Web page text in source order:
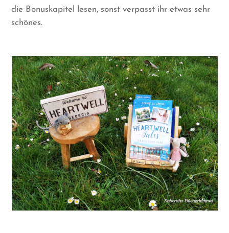
die Bonuskapitel lesen, sonst verpasst ihr etwas sehr
schönes.